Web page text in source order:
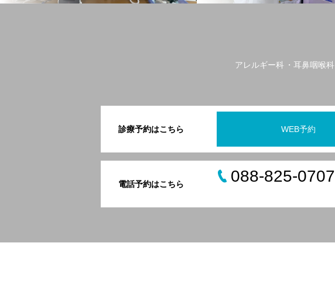
アレルギー科 耳鼻咽喉科
診療予約はこちら WEB予約
電話予約はこちら 088-825-0707